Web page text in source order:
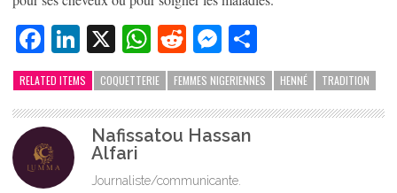
Facebook
LinkedIn
X WhatsApp
RedditMessenger
RELATED ITEMS COQUETTERIE FEMMES NIGERIENNES HENNÉ TRADITION
Nafissatou Hassan
Alfari
Journaliste/communicante.